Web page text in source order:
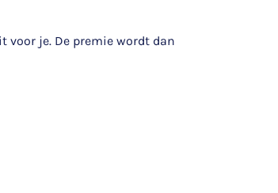
voor je. De premie wordt dan